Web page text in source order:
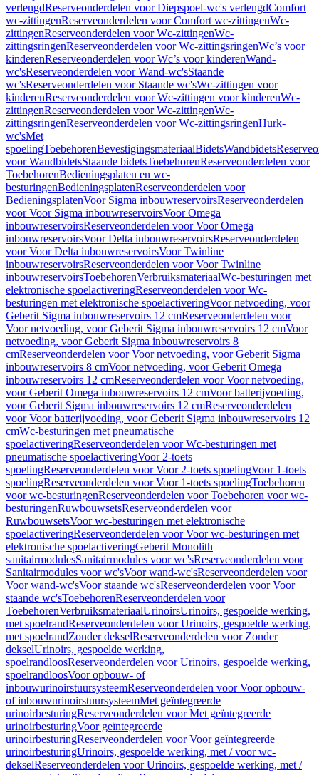
verlengdReserveonderdelen voor Diepspoel-wc's verlengdComfort
wc-zittingenReserveonderdelen voor Comfort wc-zittingenWc-
zittingenReserveonderdelen voor Wc-zittingenWc-
zittingsringenReserveonderdelen voor Wc-zittingsringenWc’s voor
kinderenReserveonderdelen voor Wc’s voor kinderenWand-
wc'sReserveonderdelen voor Wand-wc'sStaande
wc'sReserveonderdelen voor Staande wc'sWc-zittingen voor
kinderenReserveonderdelen voor Wc-zittingen voor kinderenWc-
zittingenReserveonderdelen voor Wc-zittingenWc-
zittingsringenReserveonderdelen voor Wc-zittingsringenHurk-
wc'sMet
spoelingToebehorenBevestigingsmateriaalBidetsWandbidets
voor WandbidetsStaande bidetsToebehorenReserveonderdelen voor
ToebehorenBedieningsplaten en wc-
besturingenBedieningsplatenReserveonderdelen voor
BedieningsplatenVoor Sigma inbouwreservoirsReserveonderdelen
voor Voor Sigma inbouwreservoirsVoor Omega
inbouwreservoirsReserveonderdelen voor Voor Omega
inbouwreservoirsVoor Delta inbouwreservoirsReserveonderdelen
voor Voor Delta inbouwreservoirsVoor Twinline
inbouwreservoirsReserveonderdelen voor Voor Twinline
inbouwreservoirsToebehorenVerbruiksmateriaalWc-besturingen met
elektronische spoelactiveringReserveonderdelen voor Wc-
besturingen met elektronische spoelactiveringVoor netvoeding, voor
Geberit Sigma inbouwreservoirs 12 cmReserveonderdelen voor
Voor netvoeding, voor Geberit Sigma inbouwreservoirs 12 cmVoor
netvoeding, voor Geberit Sigma inbouwreservoirs 8
cmReserveonderdelen voor Voor netvoeding, voor Geberit Sigma
inbouwreservoirs 8 cmVoor netvoeding, voor Geberit Omega
inbouwreservoirs 12 cmReserveonderdelen voor Voor netvoeding,
voor Geberit Omega inbouwreservoirs 12 cmVoor batterijvoeding,
voor Geberit Sigma inbouwreservoirs 12 cmReserveonderdelen
voor Voor batterijvoeding, voor Geberit Sigma inbouwreservoirs 12
cmWc-besturingen met pneumatische
spoelactiveringReserveonderdelen voor Wc-besturingen met
pneumatische spoelactiveringVoor 2-toets
spoelingReserveonderdelen voor Voor 2-toets spoelingVoor 1-toets
spoelingReserveonderdelen voor Voor 1-toets spoelingToebehoren
voor wc-besturingenReserveonderdelen voor Toebehoren voor wc-
besturingenRuwbouwsetsReserveonderdelen voor
RuwbouwsetsVoor wc-besturingen met elektronische
spoelactiveringReserveonderdelen voor Voor wc-besturingen met
elektronische spoelactiveringGeberit Monolith
sanitairmodulesSanitairmodules voor wc'sReserveonderdelen voor
Sanitairmodules voor wc'sVoor wand-wc'sReserveonderdelen voor
Voor wand-wc'sVoor staande wc'sReserveonderdelen voor Voor
staande wc'sToebehorenReserveonderdelen voor
ToebehorenVerbruiksmateriaalUrinoirsUrinoirs, gespoelde werking,
met spoelrandReserveonderdelen voor Urinoirs, gespoelde werking,
met spoelrandZonder dekselReserveonderdelen voor Zonder
dekselUrinoirs, gespoelde werking,
spoelrandloosReserveonderdelen voor Urinoirs, gespoelde werking,
spoelrandloosVoor opbouw- of
inbouwurinoirstuursysteemReserveonderdelen voor Voor opbouw-
of inbouwurinoirstuursysteemMet geïntegreerde
urinoirbesturingReserveonderdelen voor Met geïntegreerde
urinoirbesturingVoor geïntegreerde
urinoirbesturingReserveonderdelen voor Voor geïntegreerde
urinoirbesturingUrinoirs, gespoelde werking, met / voor wc-
dekselReserveonderdelen voor Urinoirs, gespoelde werking, met /